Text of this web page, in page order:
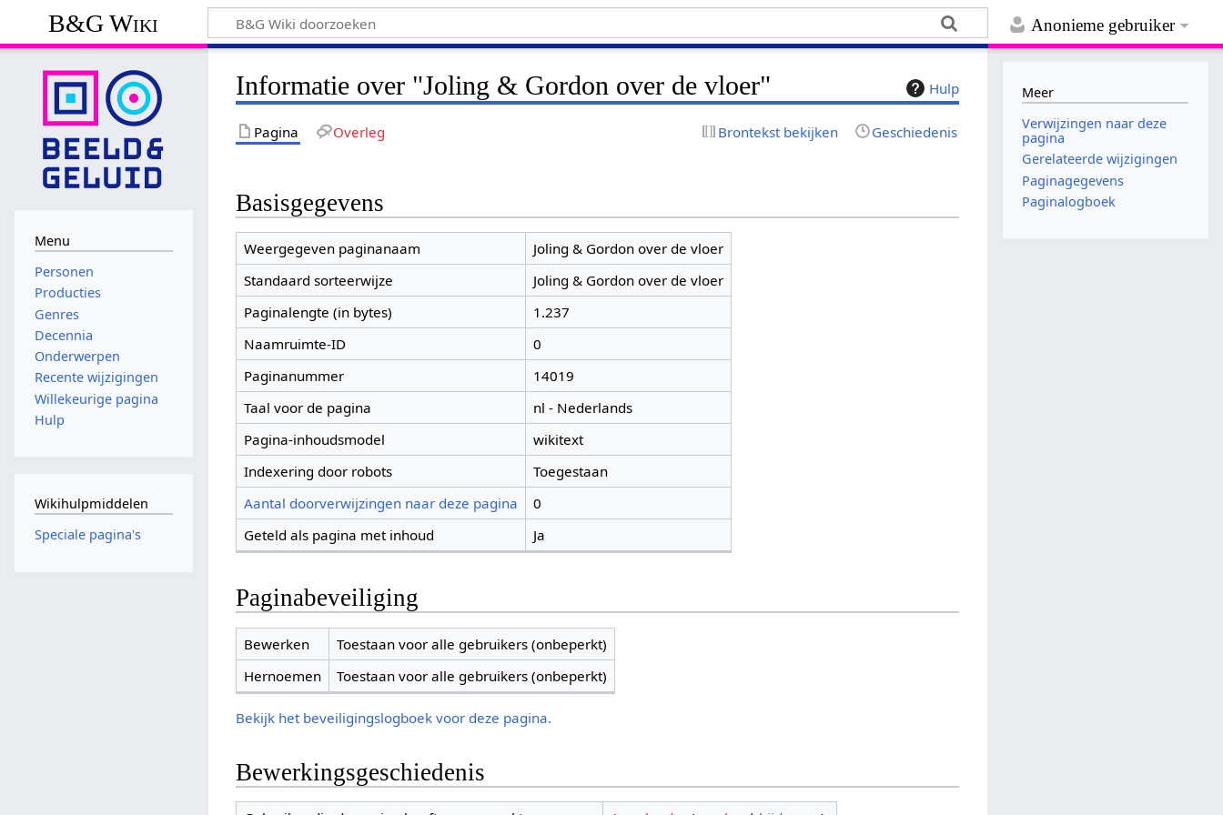
Anonieme gebruiker
B&G Wiki
Hulp
Informatie over "Joling & Gordon over de vloer"
Pagina Overleg Brontekst bekijken Geschiedenis
Basisgegevens
Weergegeven paginanaam
Joling & Gordon over de vloer
Standaard sorteerwijze
Joling & Gordon over de vloer
Paginalengte (in bytes)
1.237
Naamruimte-ID
0
Paginanummer
14019
Taal voor de pagina
nl - Nederlands
Pagina-inhoudsmodel
wikitext
Indexering door robots
Toegestaan
Aantal doorverwijzingen naar deze pagina
0
Geteld als pagina met inhoud
Ja
Paginabeveiliging
Bewerken
Toestaan voor alle gebruikers (onbeperkt)
Hernoemen
Toestaan voor alle gebruikers (onbeperkt)
Bekijk het beveiligingslogboek voor deze pagina.
Bewerkingsgeschiedenis
Menu
Personen
Producties
Genres
Decennia
Onderwerpen
Recente wijzigingen
Willekeurige pagina
Hulp
Wikihulpmiddelen
Speciale pagina's
Meer
Verwijzingen naar deze
pagina
Gerelateerde wijzigingen
Paginagegevens
Paginalogboek